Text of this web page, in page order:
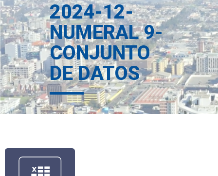
2024-12-
NUMERAL 9-
CONJUNTO
DE DATOS